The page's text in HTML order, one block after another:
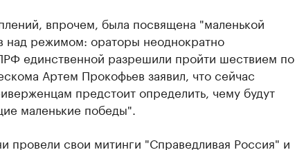
впрочем, была посвящена "маленькой
над режимом: ораторы неоднократно
единственной разрешили пройти шествием по
Артем Прокофьев заявил, что сейчас
предстоит определить, чему будут
маленькие победы".
провели свои митинги "Справедливая Россия" и